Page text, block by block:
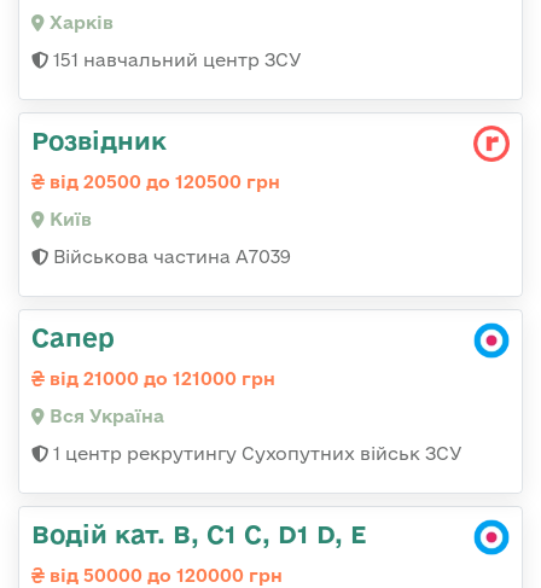
Харків
151 навчальний центр ЗСУ
Розвідник
від 20500 до 120500 грн
Київ
Військова частина А7039
Сапер
від 21000 до 121000 грн
Вся Україна
1 центр рекрутингу Сухопутних військ ЗСУ
Водій кат. В, С1 С, D1 D, E
від 50000 до 120000 грн